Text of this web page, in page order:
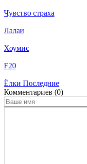
Чувство страха
Лалаи
Хоумис
F20
Ёлки Последние
Ком­мен­та­ри­ев (0)